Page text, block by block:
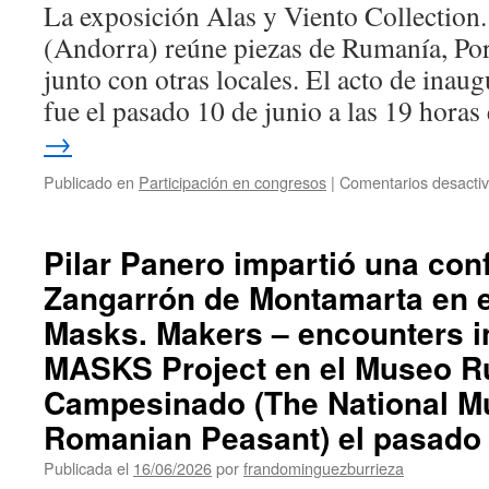
La exposición Alas y Viento
(Andorra) reúne piezas de Rumanía,
junto con otras locales. El acto de
fue el pasado 10 de junio a las 19
→
Publicado en Participación en congresos | Comentarios
Pilar Panero impartió una
Zangarrón de Montamarta en
Masks. Makers – encounters
MASKS Project en el Museo
Campesinado (The National
Romanian Peasant) el
Publicada el 16/06/2026porfrandominguezburrieza